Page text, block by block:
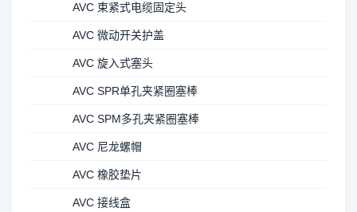
AVC 束紧式电缆固定头
AVC 微动开关护盖
AVC 旋入式塞头
AVC SPR单孔夹紧圈塞棒
AVC SPM多孔夹紧圈塞棒
AVC 尼龙螺帽
AVC 橡胶垫片
AVC 接线盒